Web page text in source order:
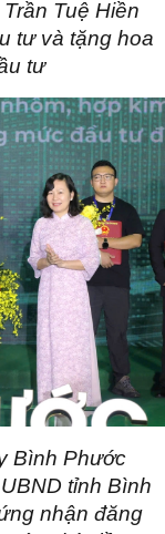
Tuệ Hiền
tư và tặng hoa
tư
Bình Phước
tỉnh Bình
nhận đăng